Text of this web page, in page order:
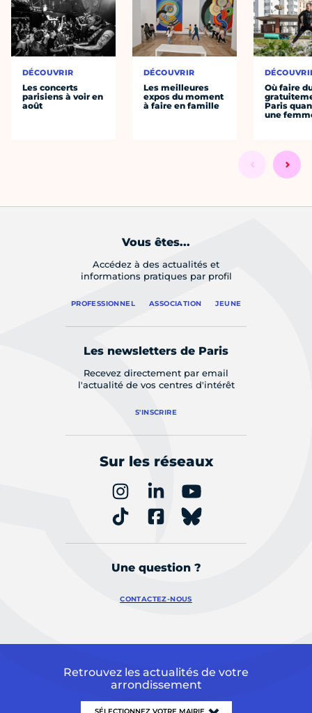
DÉCOUVRIR
Les concerts
parisiens à voir en
août
DÉCOUVRIR
Les meilleures
expos du moment
à faire en famille
Où faire
Paris
une
Vous êtes...
Accédez à des actualités et
informations pratiques par profil
PROFESSIONNEL ASSOCIATION JEUNE
Les newsletters de Paris
Recevez directement par email
l'actualité de vos centres d'intérêt
S'INSCRIRE
Sur les réseaux
Une question ?
CONTACTEZ-NOUS
Retrouvez les actualités de votre
arrondissement